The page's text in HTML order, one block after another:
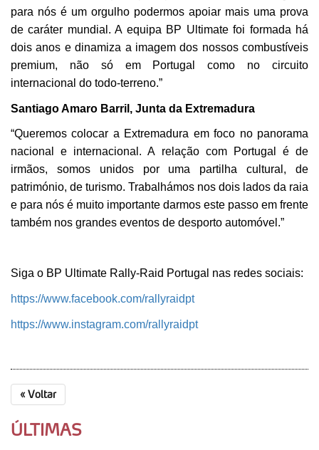
Realçamos que o bloqueio de certo tipo de Cookies e
tecnologias similares pode ter impacto na sua
experiência de navegação no Website e nos serviços
disponibilizados.
Consulte a política de cookies do site.
para nós é um orgulho podermos apoiar mais uma prova
de caráter mundial. A equipa BP Ultimate foi formada há
dois anos e dinamiza a imagem dos nossos combustíveis
premium, não só em Portugal como no circuito
internacional do todo-terreno.”
Santiago Amaro Barril, Junta da Extremadura
“Queremos colocar a Extremadura em foco no panorama
nacional e internacional. A relação com Portugal é de
irmãos, somos unidos por uma partilha cultural, de
património, de turismo. Trabalhámos nos dois lados da raia
e para nós é muito importante darmos este passo em frente
também nos grandes eventos de desporto automóvel.”
Siga o BP Ultimate Rally-Raid Portugal nas redes sociais:
https://www.facebook.com/rallyraidpt
https://www.instagram.com/rallyraidpt
« Voltar
ÚLTIMAS